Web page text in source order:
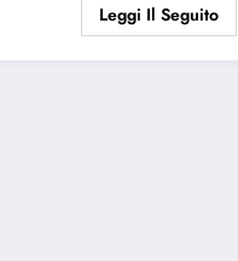
Leggi Il Seguito